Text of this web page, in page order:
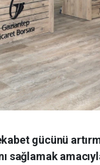
gücünü
sağlamak